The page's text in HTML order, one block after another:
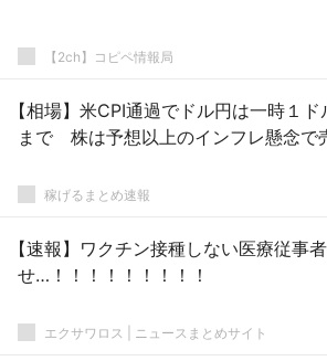
【2ch】コピペ情報局
【相場】米CPI通過でドル円は一時１
まで 株は予想以上のインフレ懸念で
稼げるまとめ速報
【速報】ワクチン接種しない医療従事
せ…！！！！！！！！！
エクサワロス | ニュースまとめサイト